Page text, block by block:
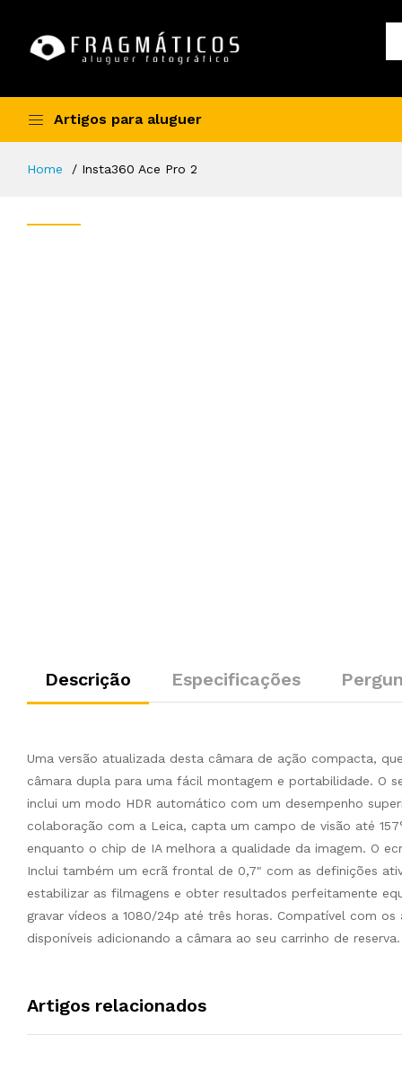
Artigos para aluguer
Home Insta360 Ace Pro 2
Descrição Especificações
Uma versão atualizada desta câmara de ação compacta,
câmara dupla para uma fácil montagem e portabilidade. O
inclui um modo HDR automático com um desempenho
colaboração com a Leica, capta um campo de visão até
enquanto o chip de IA melhora a qualidade da imagem. O
Inclui também um ecrã frontal de 0,7" com as definições
estabilizar as filmagens e obter resultados perfeitamente
gravar vídeos a 1080/24p até três horas. Compatível com
disponíveis adicionando a câmara ao seu carrinho de reserva.
Artigos relacionados